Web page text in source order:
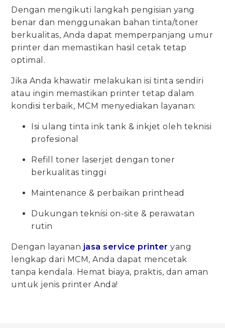
Dengan mengikuti langkah pengisian yang
benar dan menggunakan bahan tinta/toner
berkualitas, Anda dapat memperpanjang umur
printer dan memastikan hasil cetak tetap
optimal.
Jika Anda khawatir melakukan isi tinta sendiri
atau ingin memastikan printer tetap dalam
kondisi terbaik, MCM menyediakan layanan:
Isi ulang tinta ink tank & inkjet oleh teknisi
profesional
Refill toner laserjet dengan toner
berkualitas tinggi
Maintenance & perbaikan printhead
Dukungan teknisi on-site & perawatan
rutin
Dengan layanan jasa service printer yang
lengkap dari MCM, Anda dapat mencetak
tanpa kendala. Hemat biaya, praktis, dan aman
untuk jenis printer Anda!